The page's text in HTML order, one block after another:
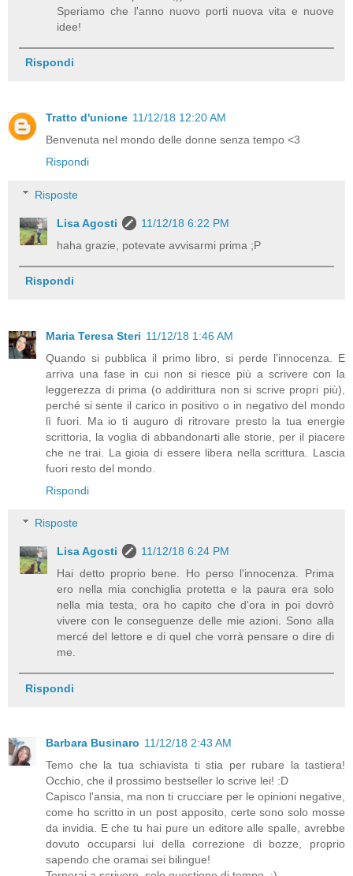
Speriamo che l'anno nuovo porti nuova vita e nuove
idee!
Rispondi
Tratto d'unione 11/12/18 12:20 AM
Benvenuta nel mondo delle donne senza tempo <3
Rispondi
Risposte
Lisa Agosti
11/12/18 6:22 PM
haha grazie, potevate avvisarmi prima ;P
Rispondi
Maria Teresa Steri 11/12/18 1:46 AM
Quando si pubblica il primo libro, si perde l'innocenza. E
arriva una fase in cui non si riesce più a scrivere con la
leggerezza di prima (o addirittura non si scrive propri più),
perché si sente il carico in positivo o in negativo del mondo
lì fuori. Ma io ti auguro di ritrovare presto la tua energie
scrittoria, la voglia di abbandonarti alle storie, per il piacere
che ne trai. La gioia di essere libera nella scrittura. Lascia
fuori resto del mondo.
Rispondi
Risposte
Lisa Agosti
11/12/18 6:24 PM
Hai detto proprio bene. Ho perso l'innocenza. Prima
ero nella mia conchiglia protetta e la paura era solo
nella mia testa, ora ho capito che d'ora in poi dovrò
vivere con le conseguenze delle mie azioni. Sono alla
mercé del lettore e di quel che vorrà pensare o dire di
me.
Rispondi
Barbara Businaro 11/12/18 2:43 AM
Temo che la tua schiavista ti stia per rubare la tastiera!
Occhio, che il prossimo bestseller lo scrive lei! :D
Capisco l'ansia, ma non ti crucciare per le opinioni negative,
come ho scritto in un post apposito, certe sono solo mosse
da invidia. E che tu hai pure un editore alle spalle, avrebbe
dovuto occuparsi lui della correzione di bozze, proprio
sapendo che oramai sei bilingue!